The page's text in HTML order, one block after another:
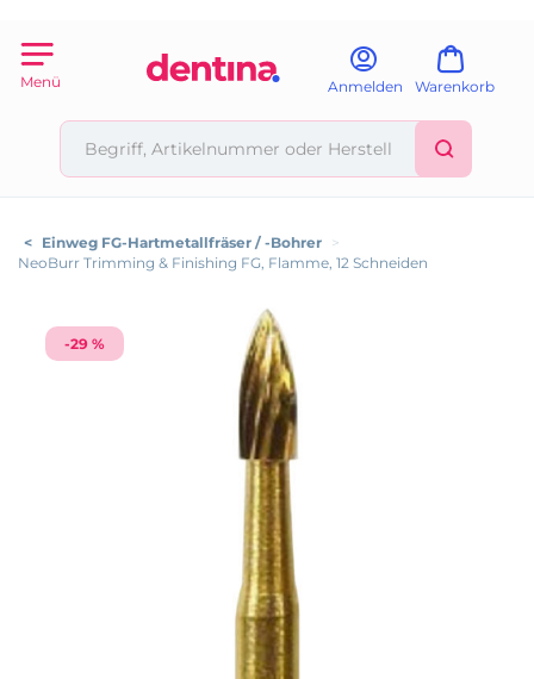
Menü Anmelden Warenkorb
< Einweg FG-Hartmetallfräser / -Bohrer >
NeoBurr Trimming & Finishing FG, Flamme, 12 Schneiden
-29 %